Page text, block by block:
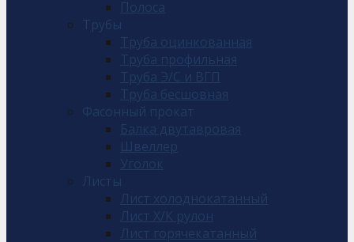
Полоса
Трубы
Труба оцинкованная
Труба профильная
Труба Э/С и ВГП
Труба бесшовная
Фасонный прокат
Балка двутавровая
Швеллер
Уголок
Листы
Лист холоднокатанный
Лист Х/К рулон
Лист горячекатанный